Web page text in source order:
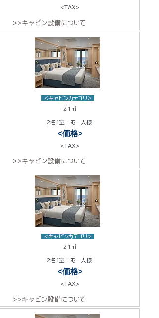
<TAX>
>>キャビン設備について
<キャビンカテゴリ>
21㎡
2名1室 お一人様
<価格>
<TAX>
>>キャビン設備について
<キャビンカテゴリ>
21㎡
2名1室 お一人様
<価格>
<TAX>
>>キャビン設備について